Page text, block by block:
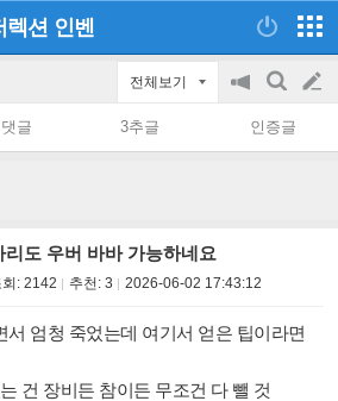
렉션 인벤
전체보기
공
on/off
검
색
글
쓰
글 3추글 인증글
리도 우버 바바 가능하네요
회: 2142 추천: 3 2026-06-02 17:43:12
서 엄청 죽었는데 여기서 얻은 팁이라면
건 장비든 참이든 무조건 다 뺄 것